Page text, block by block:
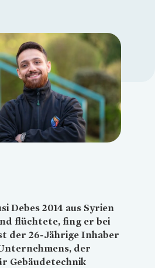
Loading...
Debes 2014 aus Syrien
flüchtete, fing er bei
der 26-Jährige Inhaber
der
Gebäudetechnik